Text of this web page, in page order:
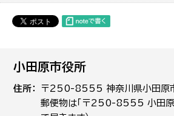
小田原市役所
住所
〒250-8555 神奈川県小田原
郵便物は「〒250-8555 小田原